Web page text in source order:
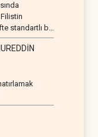
Filistin
standartlı bir